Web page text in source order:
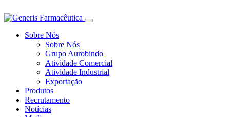
Sobre Nós
Sobre Nós
Grupo Aurobindo
Atividade Comercial
Atividade Industrial
Exportação
Produtos
Recrutamento
Notícias